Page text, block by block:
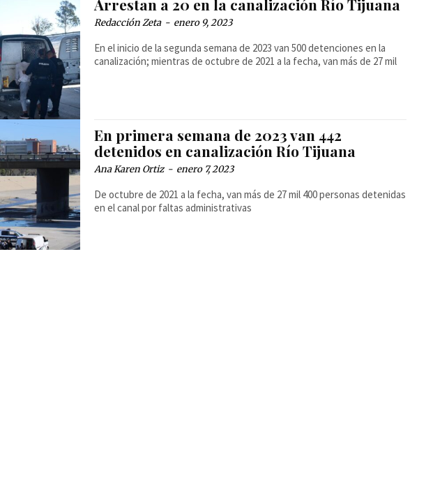
Arrestan a 20 en la canalización Río Tijuana
Redacción Zeta - enero 9, 2023
En el inicio de la segunda semana de 2023 van 500 detenciones en la
canalización; mientras de octubre de 2021 a la fecha, van más de 27 mil
En primera semana de 2023 van 442
detenidos en canalización Río Tijuana
Ana Karen Ortiz - enero 7, 2023
De octubre de 2021 a la fecha, van más de 27 mil 400 personas detenidas
en el canal por faltas administrativas